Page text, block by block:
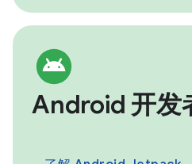
Android 开发